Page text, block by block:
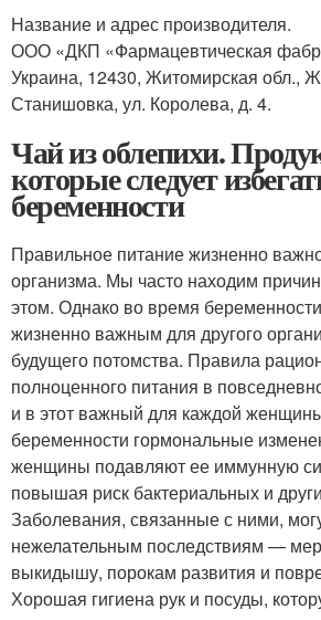
Название и адрес производителя.
ООО «ДКП «Фармацевтическая
Украина, 12430, Житомирская обл.,
Станишовка, ул. Королева, д. 4.
Чай из облепихи.
которые следует
беременности
Правильное питание жизненно
организма. Мы часто находим
этом. Однако во время
жизненно важным для другого
будущего потомства. Правила
полноценного питания в
и в этот важный для каждой
беременности гормональные
женщины подавляют ее иммунную
повышая риск бактериальных и
Заболевания, связанные с ними,
нежелательным последствиям —
выкидышу, порокам развития и
Хорошая гигиена рук и посуды,